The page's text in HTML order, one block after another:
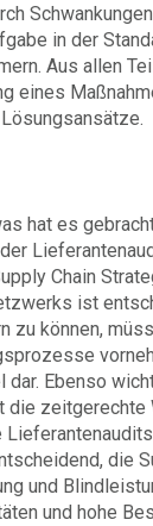
in der
Aus allen
eines
hat es
Chain
ist
zu können,
Ebenso
die
und
und hohe